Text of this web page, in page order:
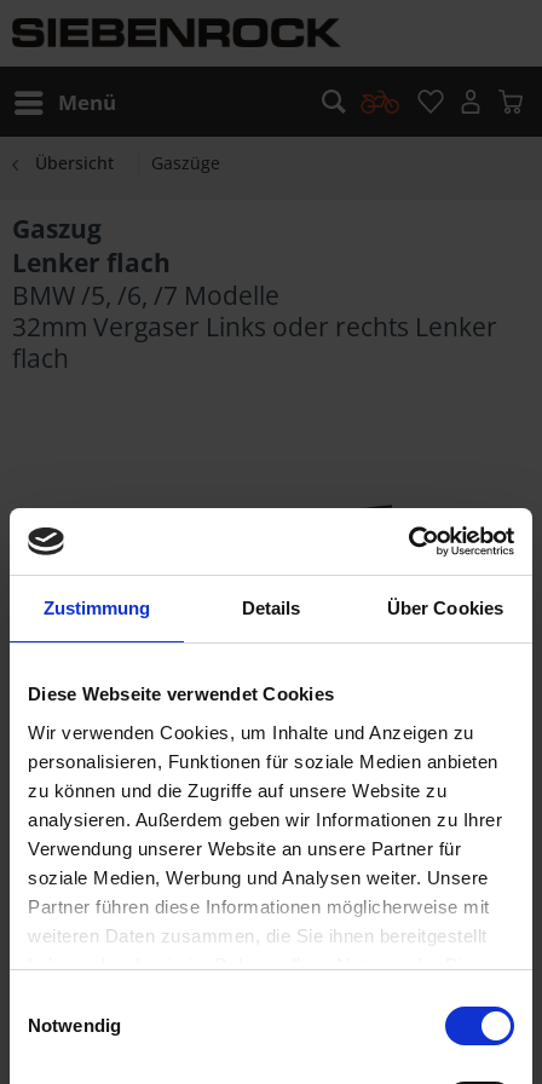
Zustimmung Details Über Cookies
Diese Webseite verwendet Cookies
Wir verwenden Cookies, um Inhalte und Anzeigen zu
personalisieren, Funktionen für soziale Medien anbieten
zu können und die Zugriffe auf unsere Website zu
analysieren. Außerdem geben wir Informationen zu Ihrer
Verwendung unserer Website an unsere Partner für
soziale Medien, Werbung und Analysen weiter. Unsere
Partner führen diese Informationen möglicherweise mit
weiteren Daten zusammen, die Sie ihnen bereitgestellt
haben oder die sie im Rahmen Ihrer Nutzung der Dienste
Cookies, wenn Sie unsere Webseite weiterhin nutzen.
Notwendig
Menü
Übersicht Gaszüge
Gaszug
Lenker flach
BMW /5, /6, /7 Modelle
32mm Vergaser Links oder rechts Lenker
flach
29,35 €
inkl. ges. USt.,zzgl. Versandkosten
Sofort versandfertig, Lieferzeit ca. 2-4 Werktage innerhalb
Deutschlands
In denWarenkorb
Merken Bewerten
Beschreibung